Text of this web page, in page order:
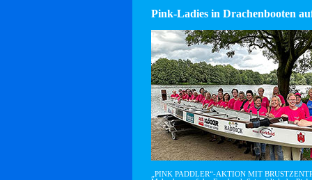
Pink-Ladies in Drachenbooten
„PINK PADDLER“-AKTION MIT